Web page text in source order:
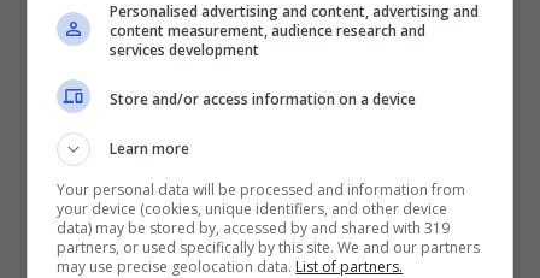
impiegò di fatto appena sei volte in
campionato, sancendone l’addio.
Personalised advertising and content, advertising and
content measurement, audience research and
services development
Store and/or access information on a device
Learn more
Your personal data will be processed and information from
your device (cookies, unique identifiers, and other device
data) may be stored by, accessed by and shared with 319
partners, or used specifically by this site. We and our partners
may use precise geolocation data. List of partners.